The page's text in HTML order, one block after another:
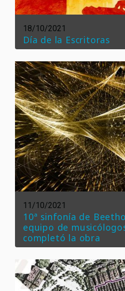
18/10/2021
Día de la Escritoras
11/10/2021
10ª sinfonía de
equipo de
completó la obra